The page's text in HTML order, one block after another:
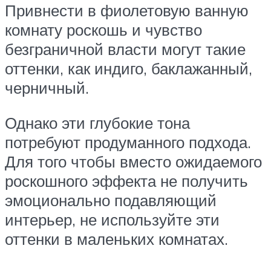
Привнести в фиолетовую ванную
комнату роскошь и чувство
безграничной власти могут такие
оттенки, как индиго, баклажанный,
черничный.
Однако эти глубокие тона
потребуют продуманного подхода.
Для того чтобы вместо ожидаемого
роскошного эффекта не получить
эмоционально подавляющий
интерьер, не используйте эти
оттенки в маленьких комнатах.